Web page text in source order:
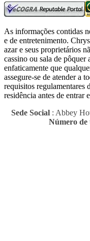
As informações contidas
e de entretenimento.
azar e seus proprietários
cassino ou sala de pôquer
enfaticamente que
assegure-se de atender a
requisitos regulamentares
residência antes de entrar
Sede Social: Abbey
Número de